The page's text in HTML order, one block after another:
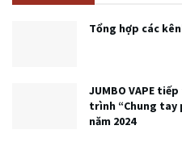
Tổng hợp các
JUMBO VAPE
trình “Chung tay
năm 2024